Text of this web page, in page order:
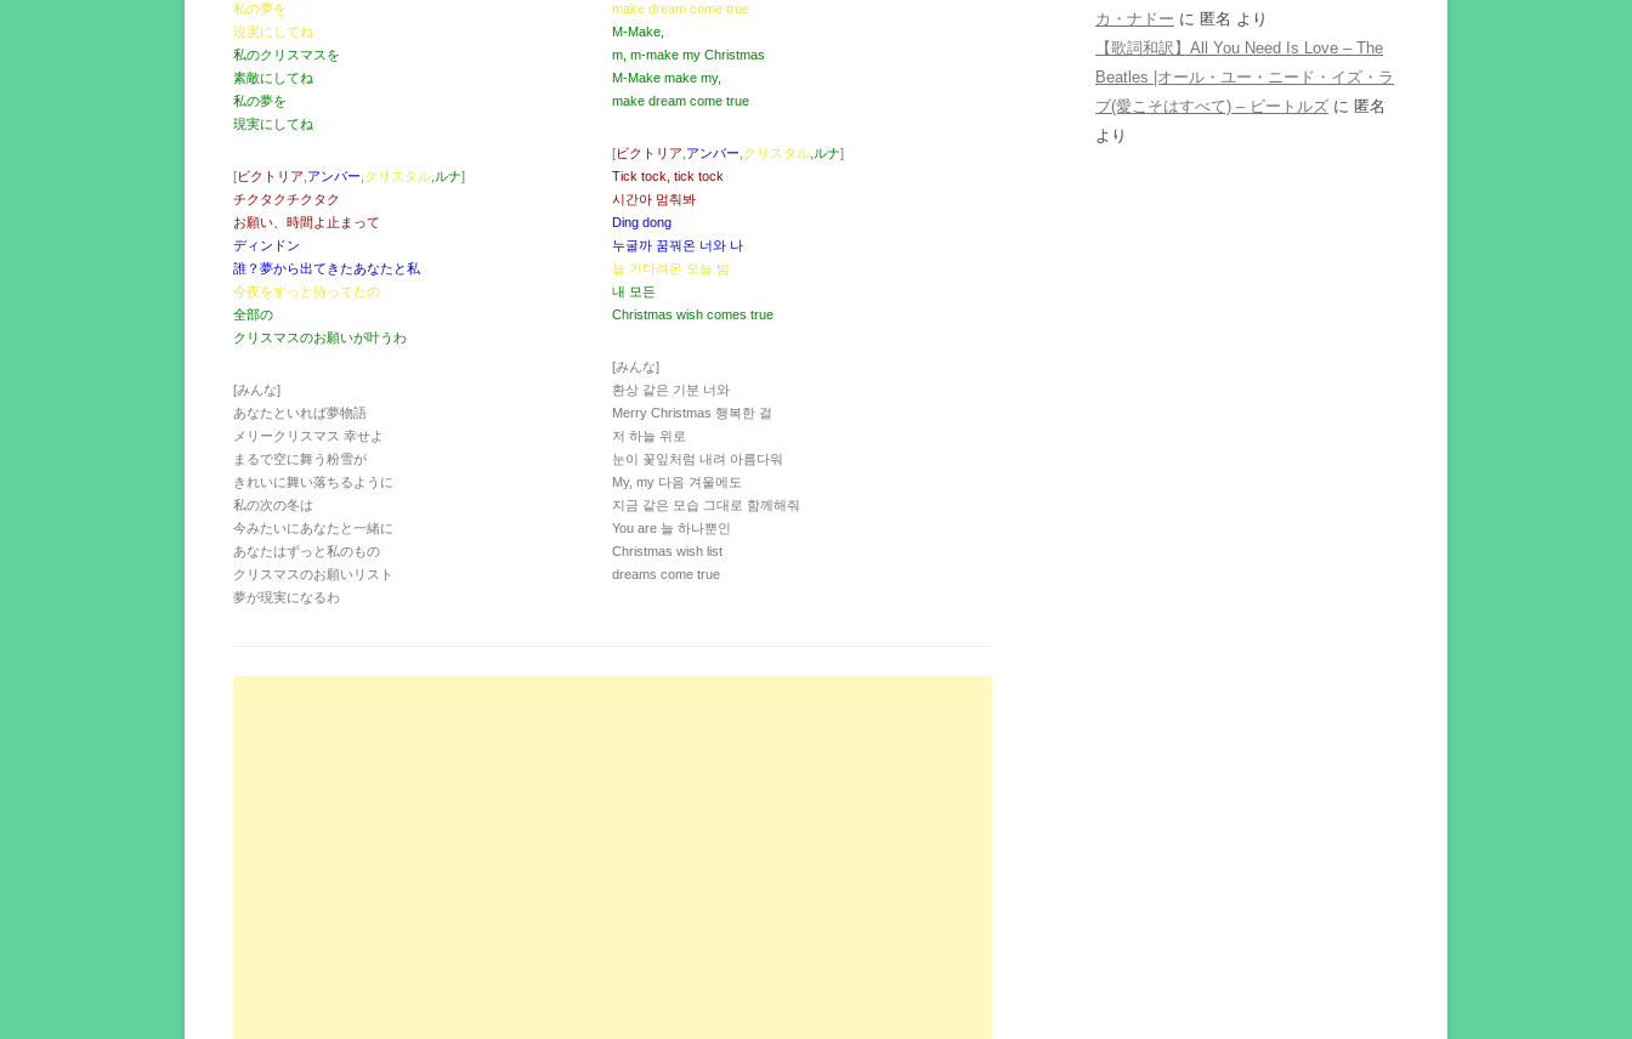
私の夢を
現実にしてね
私のクリスマスを
素敵にしてね
私の夢を
現実にしてね
[ビクトリア アンバー クリスタル ルナ]
チクタクチクタク
お願い、時間よ止まって
ディンドン
誰？夢から出てきたあなたと私
今夜をずっと待ってたの
全部の
クリスマスのお願いが叶うわ
[みんな]
あなたといれば夢物語
メリークリスマス 幸せよ
まるで空に舞う粉雪が
きれいに舞い落ちるように
私の次の冬は
今みたいにあなたと一緒に
あなたはずっと私のもの
クリスマスのお願いリスト
夢が現実になるわ
make dream come true
M-Make,
m, m-make my Christmas
M-Make make my,
make dream come true
[ビクトリア アンバー クリスタル ルナ]
Tick tock, tick tock
시간아 멈춰봐
Ding dong
누굴까 꿈꿔온 너와 나
늘 기다려온 오늘 밤
내 모든
Christmas wish comes true
[みんな]
환상 같은 기분 너와
Merry Christmas 행복한 걸
저 하늘 위로
눈이 꽃잎처럼 내려 아름다워
My, my 다음 겨울에도
지금 같은 모습 그대로 함께해줘
You are 늘 하나뿐인
Christmas wish list
dreams come true
カ・ナドー に 匿名 より
【歌詞和訳】All You Need Is Love – The
Beatles |オール・ユー・ニード・イズ・ラ
ブ(愛こそはすべて) – ビートルズ に 匿名
より